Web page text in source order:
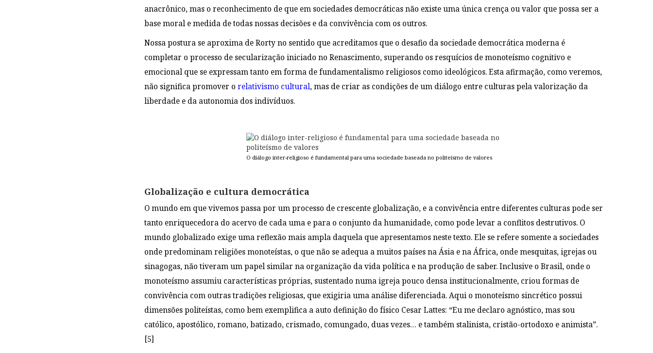
anacrônico, mas o reconhecimento de que em sociedades democráticas não existe uma única crença ou valor que possa ser a
base moral e medida de todas nossas decisões e da convivência com os outros.
Nossa postura se aproxima de Rorty no sentido que acreditamos que o desafio da sociedade democrática moderna é
completar o processo de secularização iniciado no Renascimento, superando os resquícios de monoteísmo cognitivo e
emocional que se expressam tanto em forma de fundamentalismo religiosos como ideológicos. Esta afirmação, como veremos,
não significa promover o relativismo cultural, mas de criar as condições de um diálogo entre culturas pela valorização da
liberdade e da autonomia dos indivíduos.
O diálogo inter-religioso é fundamental para uma sociedade baseada no politeísmo de valores
Globalização e cultura democrática
O mundo em que vivemos passa por um processo de crescente globalização, e a convivência entre diferentes culturas pode ser
tanto enriquecedora do acervo de cada uma e para o conjunto da humanidade, como pode levar a conflitos destrutivos. O
mundo globalizado exige uma reflexão mais ampla daquela que apresentamos neste texto. Ele se refere somente a sociedades
onde predominam religiões monoteístas, o que não se adequa a muitos países na Ásia e na África, onde mesquitas, igrejas ou
sinagogas, não tiveram um papel similar na organização da vida política e na produção de saber. Inclusive o Brasil, onde o
monoteísmo assumiu características próprias, sustentado numa igreja pouco densa institucionalmente, criou formas de
convivência com outras tradições religiosas, que exigiria uma análise diferenciada. Aqui o monoteísmo sincrético possui
dimensões politeístas, como bem exemplifica a auto definição do físico Cesar Lattes: “Eu me declaro agnóstico, mas sou
católico, apostólico, romano, batizado, crismado, comungado, duas vezes… e também stalinista, cristão-ortodoxo e animista”.
[5]